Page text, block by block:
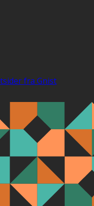
fra Gnist